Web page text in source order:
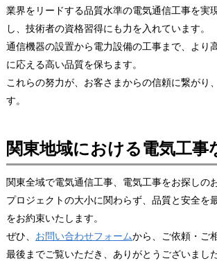
業界をリードする品質水準の電気通信工事を実
し、技術者の資格習得にも力を入れています。
通信機器の設置から電力設備の工事まで、よ
に応える高い品質を保ちます。
これらの努力が、お客さまからの信頼に繋がり
す。
関東地域における電気工事
関東全域で電気通信工事、電気工事をお探しの
プロジェクトの大小に関わらず、品質と安全を
をお約束いたします。
ぜひ、 お問い合わせフォームから、ご依頼・ご
最後までご覧いただき、ありがとうございました